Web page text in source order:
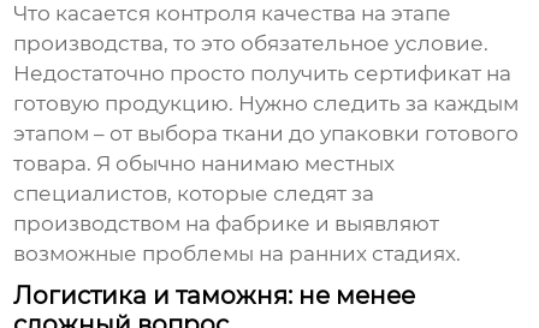
Что касается контроля качества на этапе
производства, то это обязательное условие.
Недостаточно просто получить сертификат на
готовую продукцию. Нужно следить за каждым
этапом – от выбора ткани до упаковки готового
товара. Я обычно нанимаю местных
специалистов, которые следят за
производством на фабрике и выявляют
возможные проблемы на ранних стадиях.
Логистика и таможня: не менее